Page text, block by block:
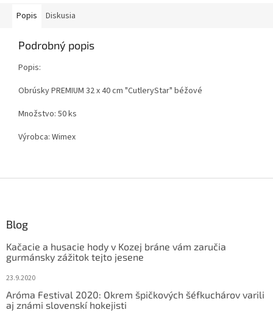
Popis Diskusia
Podrobný popis
Popis:
Obrúsky PREMIUM 32 x 40 cm "CutleryStar" béžové
Množstvo: 50 ks
Výrobca: Wimex
Blog
Kačacie a husacie hody v Kozej bráne vám zaručia
gurmánsky zážitok tejto jesene
23.9.2020
Aróma Festival 2020: Okrem špičkových šéfkuchárov varili
aj známi slovenskí hokejisti